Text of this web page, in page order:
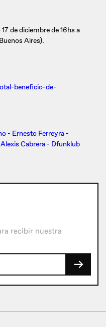
de diciembre de 16hs a
Aires).
beneficio-de-
- Ernesto Ferreyra -
Alexis Cabrera - Dfunklub
recibir nuestra
→